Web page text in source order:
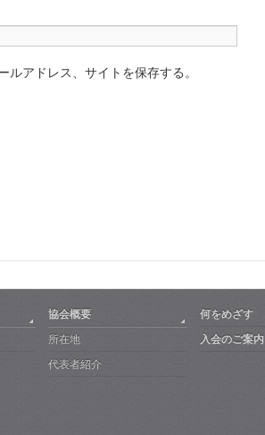
アドレス、サイトを保存する。
協会概要
所在地
代表者紹介
何をめざす
入会のご案内